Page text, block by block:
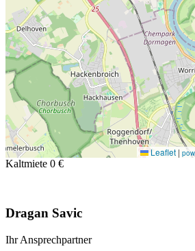
Leaflet |
Kaltmiete 0 €
Dragan Savic
Ihr Ansprechpartner